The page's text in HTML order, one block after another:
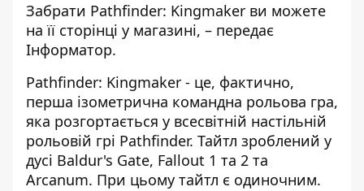
Забрати Pathfinder: Kingmaker ви можете
на її сторінці у магазині, – передає
Інформатор.
Pathfinder: Kingmaker - це, фактично,
перша ізометрична командна рольова гра,
яка розгортається у всесвітній настільній
рольовій грі Pathfinder. Тайтл зроблений у
дусі Baldur's Gate, Fallout 1 та 2 та
Arcanum. При цьому тайтл є одиночним.